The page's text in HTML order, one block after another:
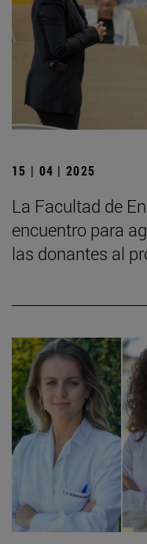
15 | 04 | 2025
La Facultad de
encuentro para
las donantes al